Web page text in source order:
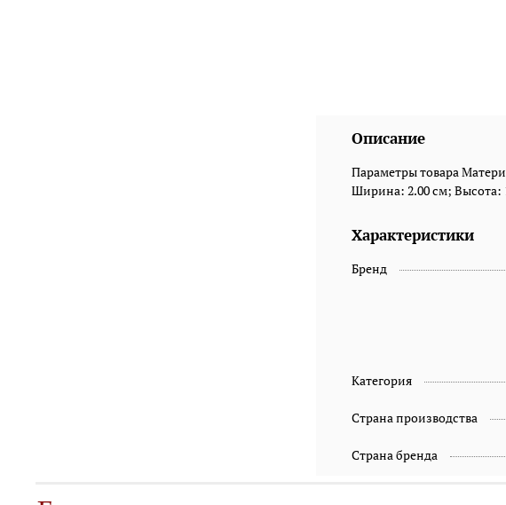
Описание
Параметры товара
Ширина: 2.00 см; Высота:
Характеристики
Бренд
Категория
Страна производства
Страна бренда